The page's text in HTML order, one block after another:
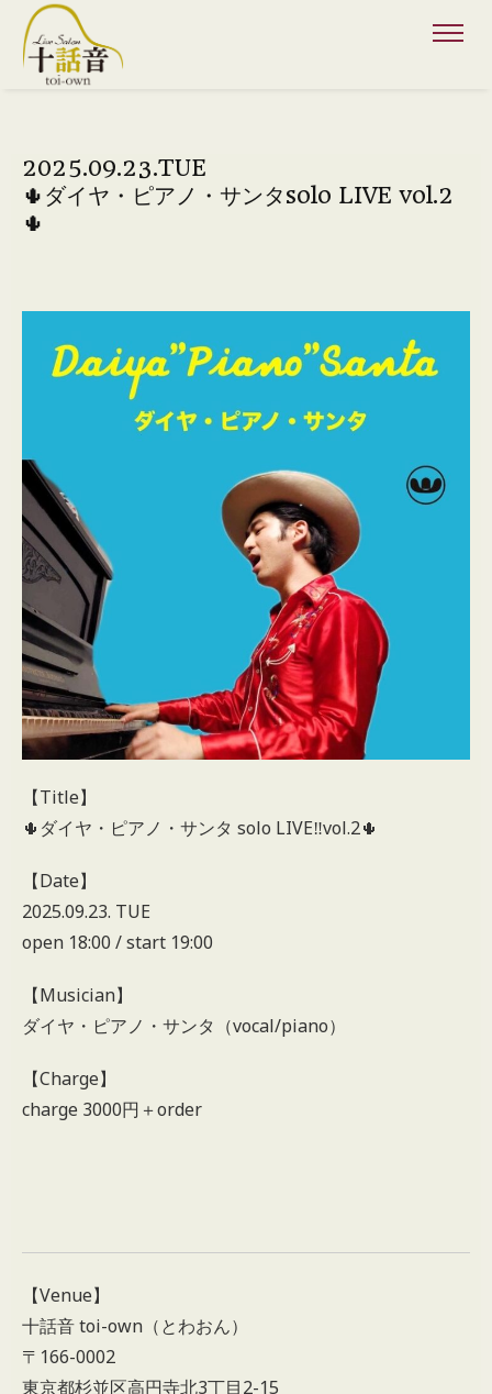
2025.09.23.TUE
🌵ダイヤ・ピアノ・サンタsolo LIVE vol.2
🌵
【Title】
🌵ダイヤ・ピアノ・サンタ solo LIVE‼️vol.2🌵
【Date】
2025.09.23. TUE
open 18:00 / start 19:00
【Musician】
ダイヤ・ピアノ・サンタ（vocal/piano）
【Charge】
charge 3000円＋order
【Venue】
十話音 toi-own（とわおん）
〒166-0002
東京都杉並区高円寺北3丁目2-15